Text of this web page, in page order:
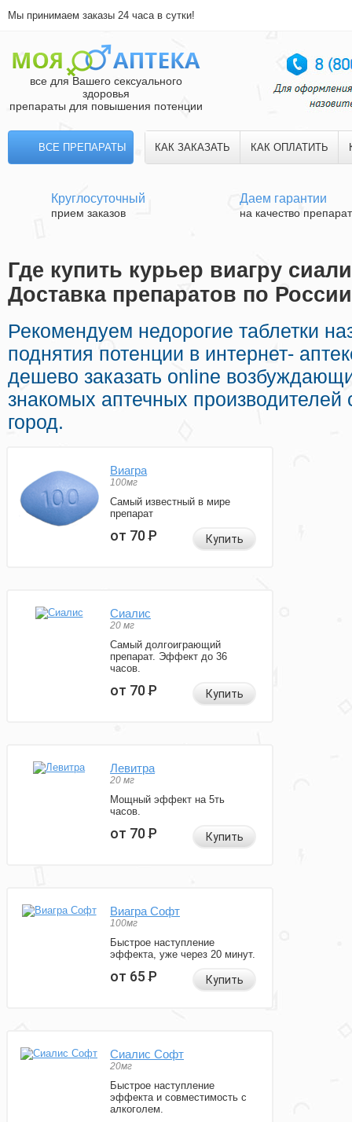
Мы принимаем заказы 24 часа в сутки!
все для Вашего сексуального
здоровья
препараты для повышения потенции
ВСЕ ПРЕПАРАТЫ КАК ЗАКАЗАТЬ КАК ОПЛАТИТЬ
Круглосуточный
прием заказов
Даем гарантии
на качество
Где купить курьер виагру
Доставка препаратов по России
Рекомендуем недорогие таблетки
поднятия потенции в интернет-
дешево заказать online
знакомых аптечных
город.
Виагра
100мг
Самый известный в мире
препарат
от 70Р Купить
Сиалис
20 мг
Самый долгоиграющий
препарат. Эффект до 36
часов.
от 70Р Купить
Левитра
20 мг
Мощный эффект на 5ть
часов.
от 70Р Купить
Виагра Софт
100мг
Быстрое наступление
эффекта, уже через 20 минут.
от 65Р Купить
Сиалис Софт
20мг
Быстрое наступление
эффекта и совместимость с
алкоголем.